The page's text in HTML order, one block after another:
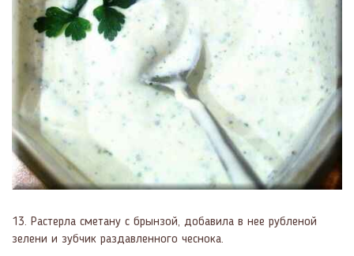
13. Растерла сметану с брынзой, добавила в нее рубленой
зелени и зубчик раздавленного чеснока.